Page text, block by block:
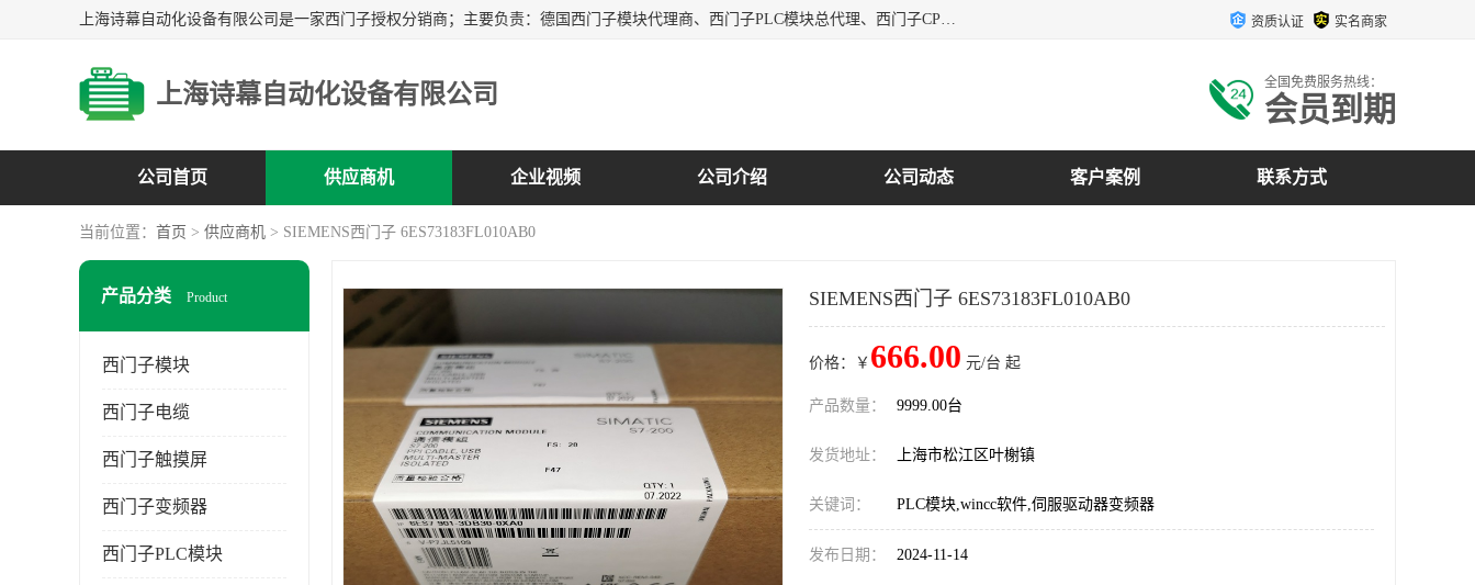
上海诗幕自动化设备有限公司是一家西门子授权分销商；主要负责：德国西门子模块代理商、西门子PLC模块总代理、西门子CPU模块代理商、西门子电缆代理、西门子触摸屏变频器总代理等专销售西门子各系列产品；实体公司，诚信经营，价格优势，品质保证，库存量大，供应！ 资质认证 实名商家
上海诗幕自动化设备有限公司 全国免费服务热线：
会员到期
公司首页 供应商机 企业视频 公司介绍 公司动态 客户案例 联系方式
当前位置： 首页 > 供应商机 > SIEMENS西门子 6ES73183FL010AB0
产品分类 Product
西门子模块
西门子电缆
西门子触摸屏
西门子变频器
西门子PLC模块
SIEMENS西门子 6ES73183FL010AB0
价格：￥ 666.00 元/台 起
产品数量： 9999.00台
发货地址： 上海市松江区叶榭镇
关键词： PLC模块,wincc软件,伺服驱动器变频器
发布日期： 2024-11-14